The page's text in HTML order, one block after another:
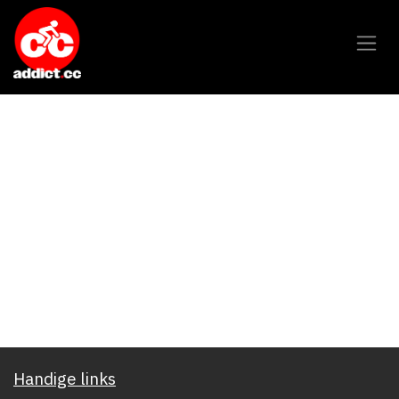
Overslaan naar inhoud
Handige links